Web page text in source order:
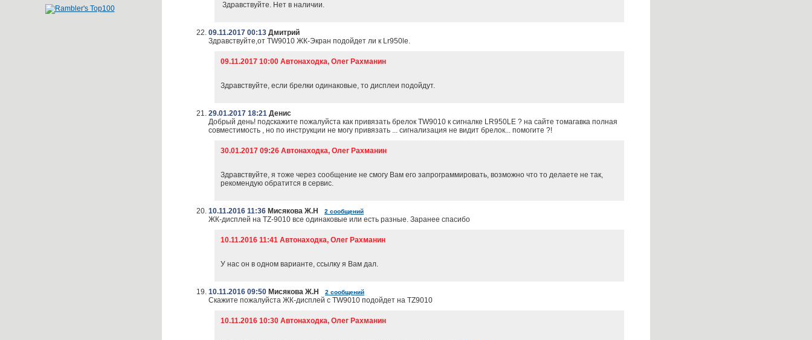
Здравствуйте. Нет в наличии.
09.11.2017 00:13 Дмитрий
Здравствуйте,от TW9010 ЖК-Экран подойдет ли к Lr950le.
09.11.2017 10:00 Автонаходка, Олег Рахманин
Здравствуйте, если брелки одинаковые, то дисплеи подойдут.
29.01.2017 18:21 Денис
Добрый день! подскажите пожалуйста как привязать брелок TW9010 к сигналке LR950LE ? на сайте томагавка полная
совместимость , но по инструкции не могу привязать ... сигнализация не видит брелок... помогите ?!
30.01.2017 09:26 Автонаходка, Олег Рахманин
Здравствуйте, я тоже через сообщение не смогу Вам его запрограммировать, возможно что то делаете не так,
рекомендую обратится в сервис.
10.11.2016 11:36 Мисякова Ж.Н 2 сообщений
ЖК-дисплей на TZ-9010 все одинаковые или есть разные. Заранее спасибо
10.11.2016 11:41 Автонаходка, Олег Рахманин
У нас он в одном варианте, ссылку я Вам дал.
10.11.2016 09:50 Мисякова Ж.Н 2 сообщений
Скажите пожалуйста ЖК-дисплей с TW9010 подойдет на TZ9010
10.11.2016 10:30 Автонаходка, Олег Рахманин